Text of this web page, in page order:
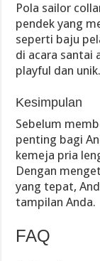
Pola sailor
pendek yang
seperti baju
di acara santai
playful dan unik.
Kesimpulan
Sebelum
penting bagi
kemeja pria
Dengan
yang tepat,
tampilan Anda.
FAQ